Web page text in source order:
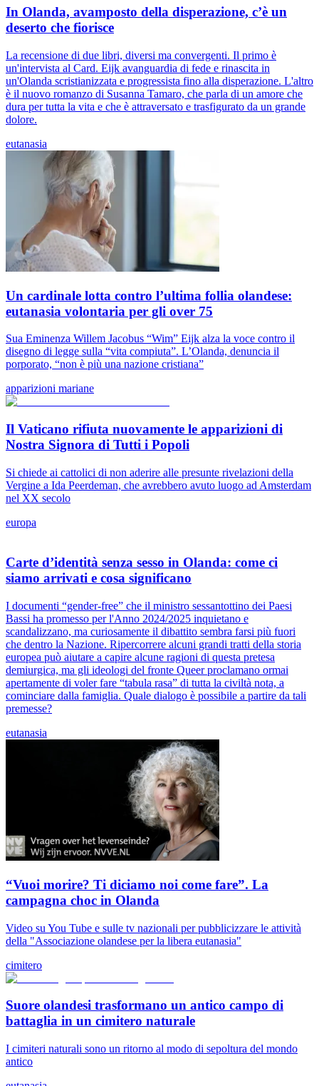
In Olanda, avamposto della disperazione, c’è un
deserto che fiorisce
La recensione di due libri, diversi ma convergenti. Il primo è
un'intervista al Card. Eijk avanguardia di fede e rinascita in
un'Olanda scristianizzata e progressista fino alla disperazione. L'altro
è il nuovo romanzo di Susanna Tamaro, che parla di un amore che
dura per tutta la vita e che è attraversato e trasfigurato da un grande
dolore.
eutanasia
Un cardinale lotta contro l’ultima follia olandese:
eutanasia volontaria per gli over 75
Sua Eminenza Willem Jacobus “Wim” Eijk alza la voce contro il
disegno di legge sulla “vita compiuta”. L’Olanda, denuncia il
porporato, “non è più una nazione cristiana”
apparizioni mariane
Il Vaticano rifiuta nuovamente le apparizioni di
Nostra Signora di Tutti i Popoli
Si chiede ai cattolici di non aderire alle presunte rivelazioni della
Vergine a Ida Peerdeman, che avrebbero avuto luogo ad Amsterdam
nel XX secolo
europa
Carte d’identità senza sesso in Olanda: come ci
siamo arrivati e cosa significano
I documenti “gender-free” che il ministro sessantottino dei Paesi
Bassi ha promesso per l'Anno 2024/2025 inquietano e
scandalizzano, ma curiosamente il dibattito sembra farsi più fuori
che dentro la Nazione. Ripercorrere alcuni grandi tratti della storia
europea può aiutare a capire alcune ragioni di questa pretesa
demiurgica, ma gli ideologi del fronte Queer proclamano ormai
apertamente di voler fare “tabula rasa” di tutta la civiltà nota, a
cominciare dalla famiglia. Quale dialogo è possibile a partire da tali
premesse?
eutanasia
“Vuoi morire? Ti diciamo noi come fare”. La
campagna choc in Olanda
Video su You Tube e sulle tv nazionali per pubblicizzare le attività
della "Associazione olandese per la libera eutanasia"
cimitero
Suore olandesi trasformano un antico campo di
battaglia in un cimitero naturale
I cimiteri naturali sono un ritorno al modo di sepoltura del mondo
antico